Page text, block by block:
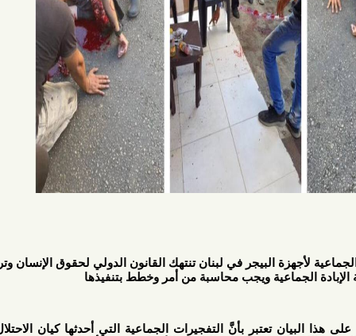
البيجر في لبنان تنتهك القانون الدولي لحقوق الإنسان وترقى إلى
ويجب محاسبة من أمر وخطط بتنفيذها
تعتبر بأنَّ التفجيرات الجماعية التي أحدثها كيان الاحتلال والفصل